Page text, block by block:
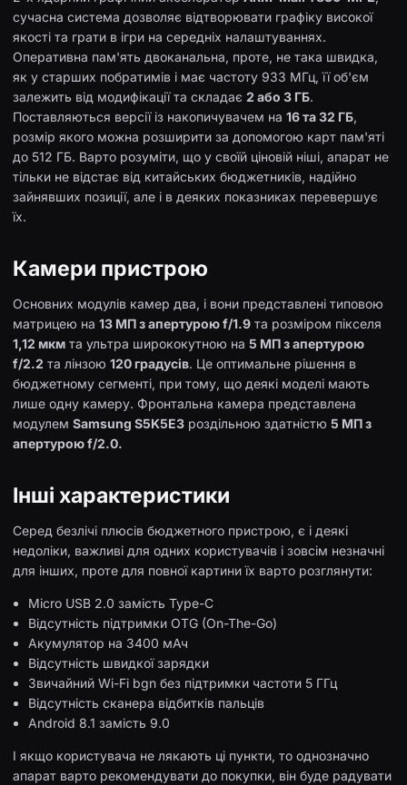
сучасна система дозволяє відтворювати графіку високої
якості та грати в ігри на середніх налаштуваннях.
Оперативна пам'ять двоканальна, проте, не така швидка,
як у старших побратимів і має частоту 933 МГц, її об'єм
залежить від модифікації та складає 2 або 3 ГБ.
Поставляються версії із накопичувачем на 16 та 32 ГБ,
розмір якого можна розширити за допомогою карт пам'яті
до 512 ГБ. Варто розуміти, що у своїй ціновій ніші, апарат не
тільки не відстає від китайських бюджетників, надійно
зайнявших позиції, але і в деяких показниках перевершує
їх.
Камери пристрою
Основних модулів камер два, і вони представлені типовою
матрицею на 13 МП з апертурою f/1.9 та розміром пікселя
1,12 мкм та ультра ширококутною на 5 МП з апертурою
f/2.2 та лінзою 120 градусів. Це оптимальне рішення в
бюджетному сегменті, при тому, що деякі моделі мають
лише одну камеру. Фронтальна камера представлена
модулем Samsung S5K5E3 роздільною здатністю 5 МП з
апертурою f/2.0.
Інші характеристики
Серед безлічі плюсів бюджетного пристрою, є і деякі
недоліки, важливі для одних користувачів і зовсім незначні
для інших, проте для повної картини їх варто розглянути:
Micro USB 2.0 замість Type-C
Відсутність підтримки OTG (On-The-Go)
Акумулятор на 3400 мАч
Відсутність швидкої зарядки
Звичайний Wi-Fi bgn без підтримки частоти 5 ГГц
Відсутність сканера відбитків пальців
Android 8.1 замість 9.0
І якщо користувача не лякають ці пункти, то однозначно
апарат варто рекомендувати до покупки, він буде радувати